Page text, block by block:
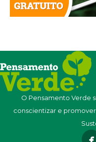
O Pensamento Verde
conscientizar e